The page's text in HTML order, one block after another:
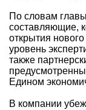
По словам
составляющие,
открытия
уровень
также
Едином
В компании